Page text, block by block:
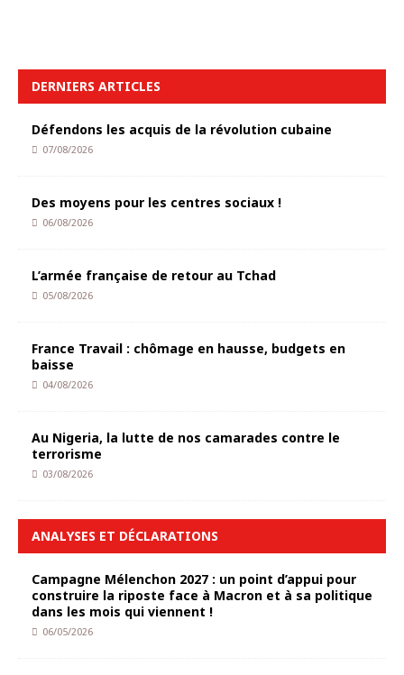
DERNIERS ARTICLES
Défendons les acquis de la révolution cubaine
07/08/2026
Des moyens pour les centres sociaux !
06/08/2026
L’armée française de retour au Tchad
05/08/2026
France Travail : chômage en hausse, budgets en
baisse
04/08/2026
Au Nigeria, la lutte de nos camarades contre le
terrorisme
03/08/2026
ANALYSES ET DÉCLARATIONS
Campagne Mélenchon 2027 : un point d’appui pour
construire la riposte face à Macron et à sa politique
dans les mois qui viennent !
06/05/2026